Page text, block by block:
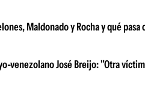
Maldonado y Rocha y qué pasa
venezolano José Breijo: "Otra